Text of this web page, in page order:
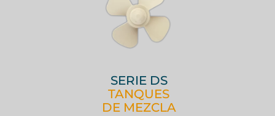
SERIE DS
TANQUES
DE MEZCLA